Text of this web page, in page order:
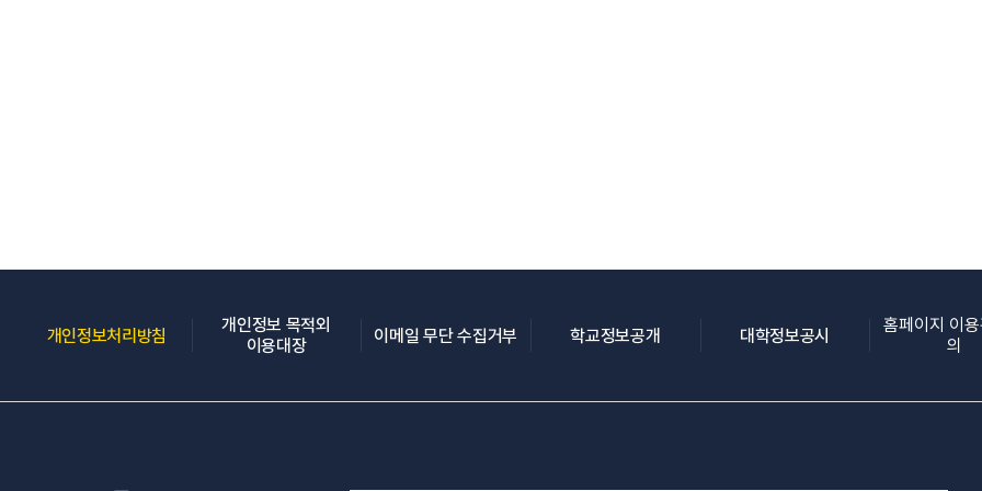
개인정보처리방침 (새 창 열림)개인정보 목적외
이용대장(새 창 열림)이메일 무단 수집거부(새 창 열림)학교정보공개(새 창 열림) 대학정보공시 (새 창 열림)홈페이지 이
의